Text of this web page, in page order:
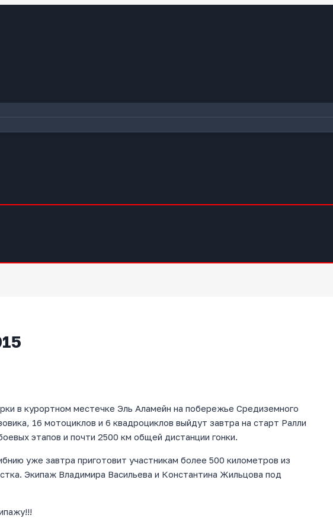
в курортном местечке Эль Аламейн на побережье Средиземного
16 мотоциклов и 6 квадроциклов выйдут завтра на старт Ралли
этапов и почти 2500 км общей дистанции гонки.
уже завтра приготовит участникам более 500 километров из
Экипаж Владимира Васильева и Константина Жильцова под